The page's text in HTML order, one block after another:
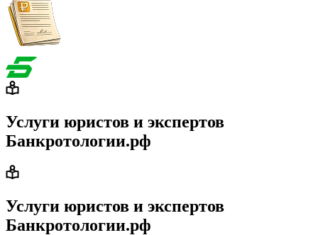
Услуги юристов и экспертов
Банкротологии.рф
Услуги юристов и экспертов
Банкротологии.рф